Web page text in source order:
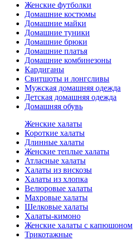
Женские футболки
Домашние костюмы
Домашние майки
Домашние туники
Домашние брюки
Домашние платья
Домашние комбинезоны
Кардиганы
Свитшоты и лонгсливы
Мужская домашняя одежда
Детская домашняя одежда
Домашняя обувь
Женские халаты
Короткие халаты
Длинные халаты
Женские теплые халаты
Атласные халаты
Халаты из вискозы
Халаты из хлопка
Велюровые халаты
Махровые халаты
Шелковые халаты
Халаты-кимоно
Женские халаты с капюшоном
Трикотажные